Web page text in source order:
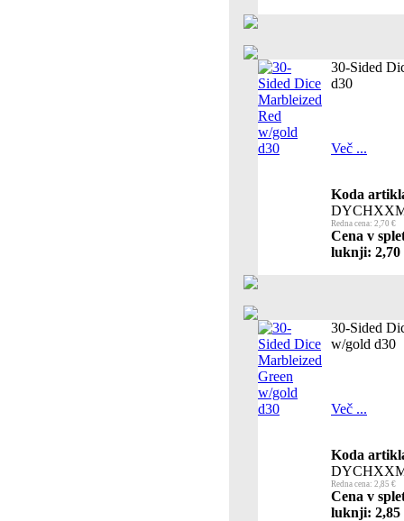
30-Sided
d30
Več ...
Koda
Redna cena: 2,70 €
Cena v
luknji: 2,70
30-Sided
w/gold d30
Več ...
Koda
Redna cena: 2,85 €
Cena v
luknji: 2,85